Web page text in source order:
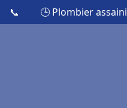
📞 🕒 Plombier